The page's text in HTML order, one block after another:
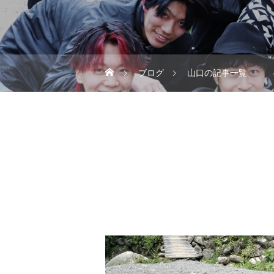
ブログ 山口の記事一覧